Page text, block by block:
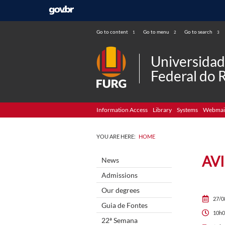
Go to content 1 Go to menu 2 Go to search 3
Federal do
Information Access Library Systems
YOU ARE HERE: HOME
News
Admissions
Our degrees
Guia de Fontes
22ª Semana
27/